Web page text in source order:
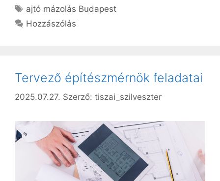
Címkék
ajtó mázolás Budapest
Hozzászólás
Tervező építészmérnök feladatai
2025.07.27. Szerző: tiszai_szilveszter